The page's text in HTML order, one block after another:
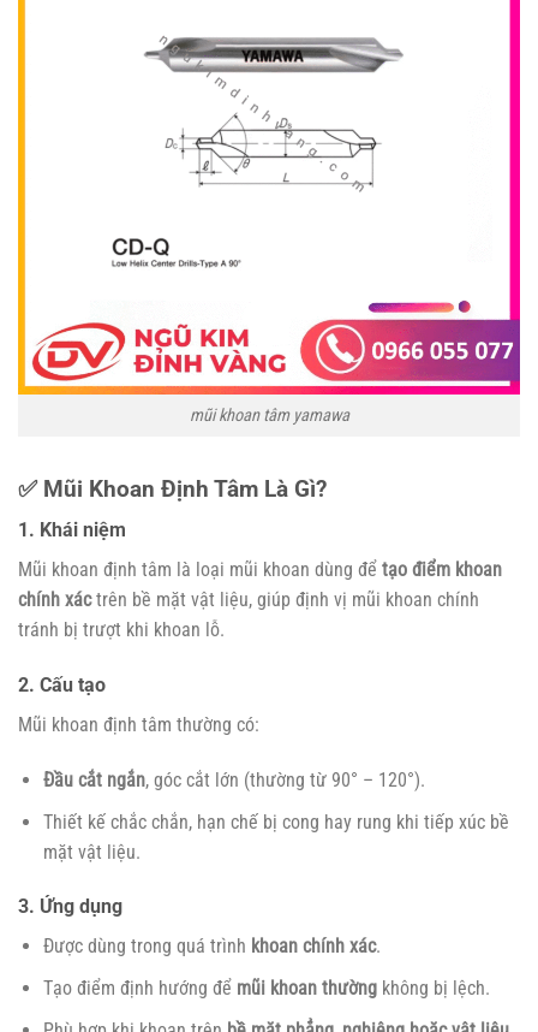
mũi khoan tâm yamawa
✅ Mũi Khoan Định Tâm Là Gì?
1. Khái niệm
Mũi khoan định tâm là loại mũi khoan dùng để tạo điểm khoan
chính xáctrên bề mặt vật liệu, giúp định vị mũi khoan chính
tránh bị trượt khi khoan lỗ.
2. Cấu tạo
Mũi khoan định tâm thường có:
Đầu cắt ngắn, góc cắt lớn (thường từ 90° – 120°).
Thiết kế chắc chắn, hạn chế bị cong hay rung khi tiếp xúc bề
mặt vật liệu.
3. Ứng dụng
Được dùng trong quá trình khoan chính xác.
Tạo điểm định hướng để mũi khoan thườngkhông bị lệch.